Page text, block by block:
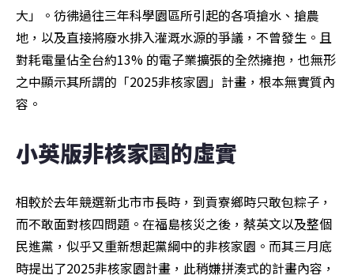
大」。彷彿過往三年科學園區所引起的各項搶水、搶農
地，以及直接將廢水排入灌溉水源的爭議，不曾發生。且
對耗電量佔全台約13% 的電子業擴張的全然擁抱，也無形
之中顯示其所謂的「2025非核家園」計畫，根本無實質內
容。
小英版非核家園的虛實
相較於去年競選新北市市長時，到貢寮鄉時只敢包粽子，
而不敢面對核四問題。在福島核災之後，蔡英文以及整個
民進黨，似乎又重新想起黨綱中的非核家園。而其三月底
時提出了2025非核家園計畫，此稍嫌拼湊式的計畫內容，